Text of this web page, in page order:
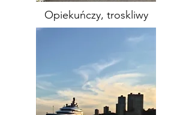
Opiekuńczy, troskliwy